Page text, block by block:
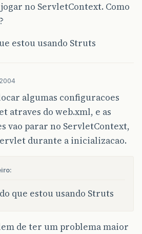
no ServletContext. Como
estou usando Struts
algumas configuracoes
atraves do web.xml, e as
vao parar no ServletContext,
durante a inicializacao.
que estou usando Struts
de ter um problema maior